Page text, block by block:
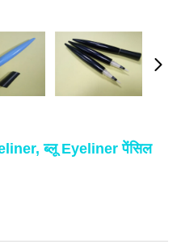
ब्लू Eyeliner पेंसिल